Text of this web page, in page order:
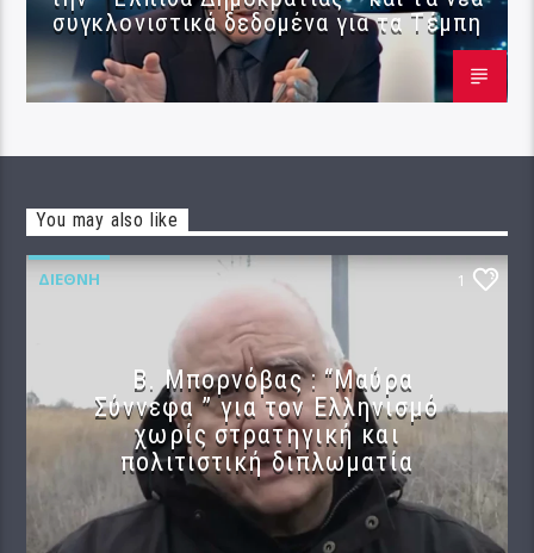
συγκλονιστικά δεδομένα για τα Τέμπη
You may also like
ΔΙΕΘΝΉ 1
B. Μπορνόβας : “Μαύρα
Σύννεφα ” για τον Ελληνισμό
χωρίς στρατηγική και
πολιτιστική διπλωματία